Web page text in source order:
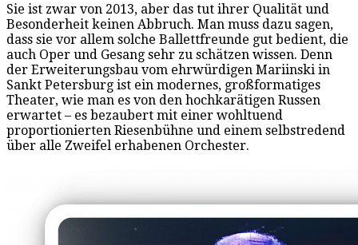
Sie ist zwar von 2013, aber das tut ihrer Qualität und
Besonderheit keinen Abbruch. Man muss dazu sagen,
dass sie vor allem solche Ballettfreunde gut bedient, die
auch Oper und Gesang sehr zu schätzen wissen. Denn
der Erweiterungsbau vom ehrwürdigen Mariinski in
Sankt Petersburg ist ein modernes, großformatiges
Theater, wie man es von den hochkarätigen Russen
erwartet – es bezaubert mit einer wohltuend
proportionierten Riesenbühne und einem selbstredend
über alle Zweifel erhabenen Orchester.